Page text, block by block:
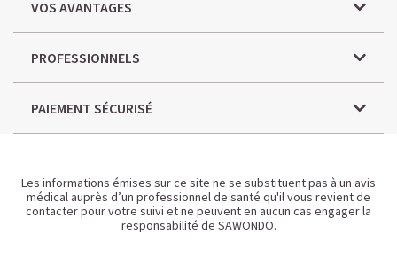
VOS AVANTAGES
PROFESSIONNELS
PAIEMENT SÉCURISÉ
Les informations émises sur ce site ne se substituent pas à un avis
médical auprès d’un professionnel de santé qu'il vous revient de
contacter pour votre suivi et ne peuvent en aucun cas engager la
responsabilité de SAWONDO.